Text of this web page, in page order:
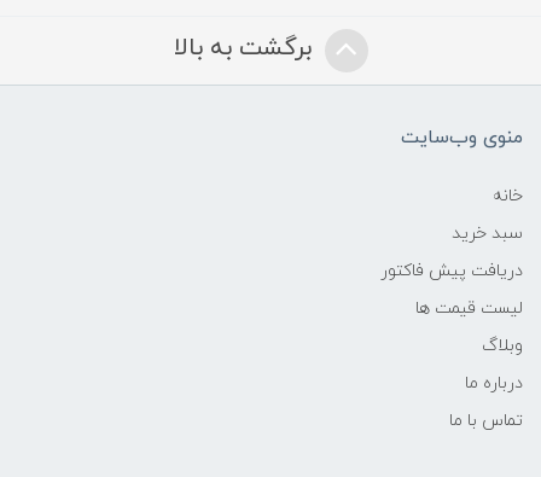
برگشت به بالا
منوی وب‌سایت
خانه
سبد خرید
دریافت پیش فاکتور
لیست قیمت ها
وبلاگ
درباره ما
تماس با ما